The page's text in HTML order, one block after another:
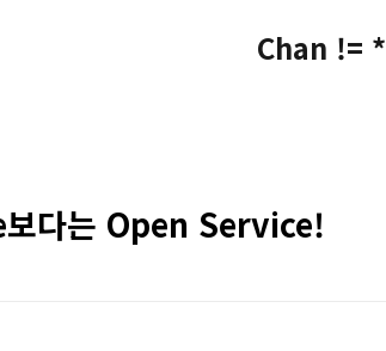
Chan != *
다는 Open Service!